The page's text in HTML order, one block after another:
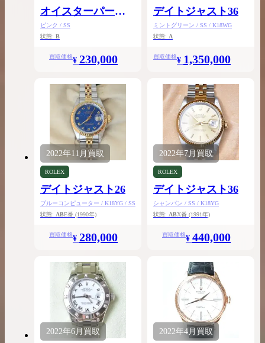
オイスターパーペ
チュアル24
ピンク / SS
状態: B
買取価格¥ 230,000
デイトジャスト36
ミントグリーン / SS / K18WG
状態: A
買取価格¥ 1,350,000
2022年11月 買取
ROLEX
デイトジャスト26
ブルーコンピューター / K18YG / SS
状態: ABE番 (1990年)
買取価格¥ 280,000
2022年7月 買取
ROLEX
デイトジャスト36
シャンパン / SS / K18YG
状態: ABX番 (1991年)
買取価格¥ 440,000
2022年6月 買取 2022年4月 買取